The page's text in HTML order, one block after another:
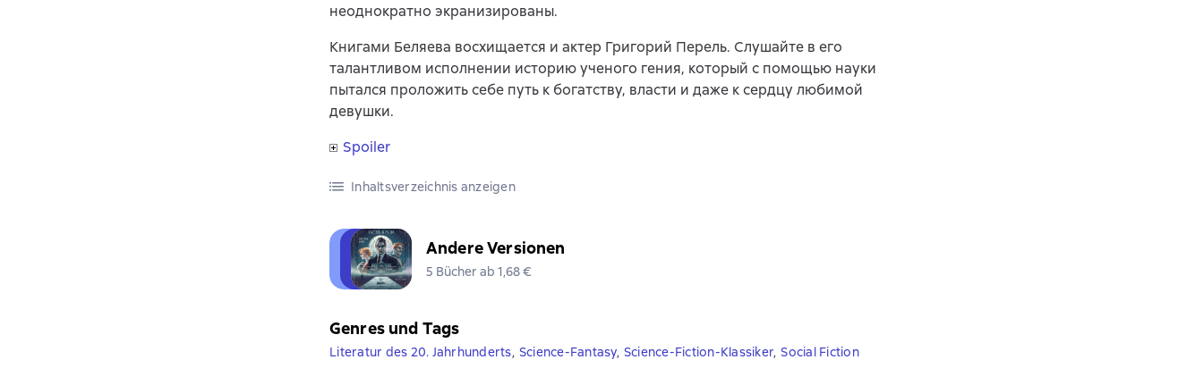
неоднократно экранизированы.
Книгами Беляева восхищается и актер Григорий Перель. Слушайте в его
талантливом исполнении историю ученого гения, который с помощью науки
пытался проложить себе путь к богатству, власти и даже к сердцу любимой
девушки.
Spoiler
Inhaltsverzeichnis anzeigen
Andere Versionen
5 Bücher ab 1,68 €
Genres und Tags
Literatur des 20. Jahrhunderts, Science-Fantasy, Science-Fiction-Klassiker, Social Fiction